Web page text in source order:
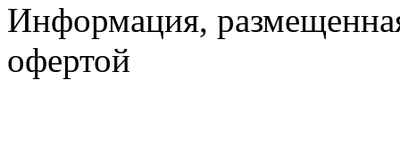
Информация,
офертой